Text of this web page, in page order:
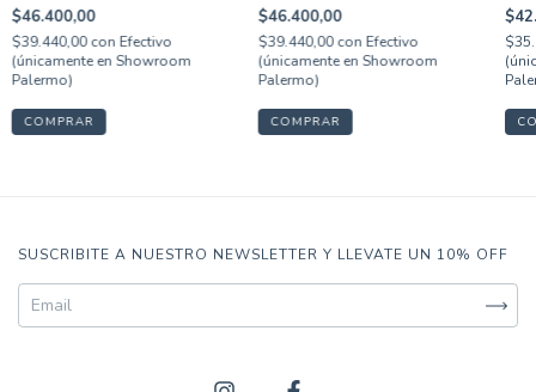
$46.400,00
$39.440,00con Efectivo
(únicamente en Showroom
Palermo)
COMPRAR
$46.400,00
$39.440,00con Efectivo
(únicamente en Showroom
Palermo)
COMPRAR
SUSCRIBITE A NUESTRO NEWSLETTER Y LLEVATE UN 10% OFF